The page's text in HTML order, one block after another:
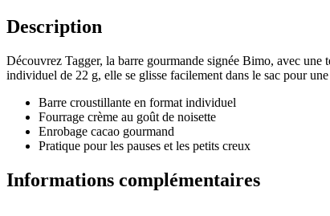
Description
Découvrez Tagger, la barre gourmande signée Bimo, avec
individuel de 22 g, elle se glisse facilement dans le sac pour
Barre croustillante en format individuel
Fourrage crème au goût de noisette
Enrobage cacao gourmand
Pratique pour les pauses et les petits creux
Informations complémentaires